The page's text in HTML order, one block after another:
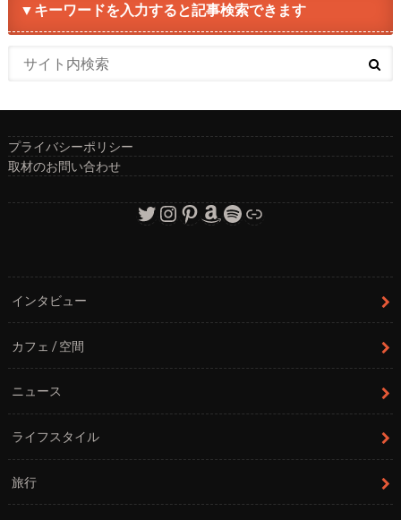
▼キーワードを入力すると記事検索できます
プライバシーポリシー
取材のお問い合わせ
Twitter
Instagram
Pinterest
Amazon
Spotify
リンク
インタビュー
カフェ / 空間
ニュース
ライフスタイル
旅行